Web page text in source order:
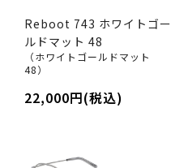
Reboot 743 ホワイトゴー
ルドマット 48
（ホワイトゴールドマット
48）
22,000円(税込)